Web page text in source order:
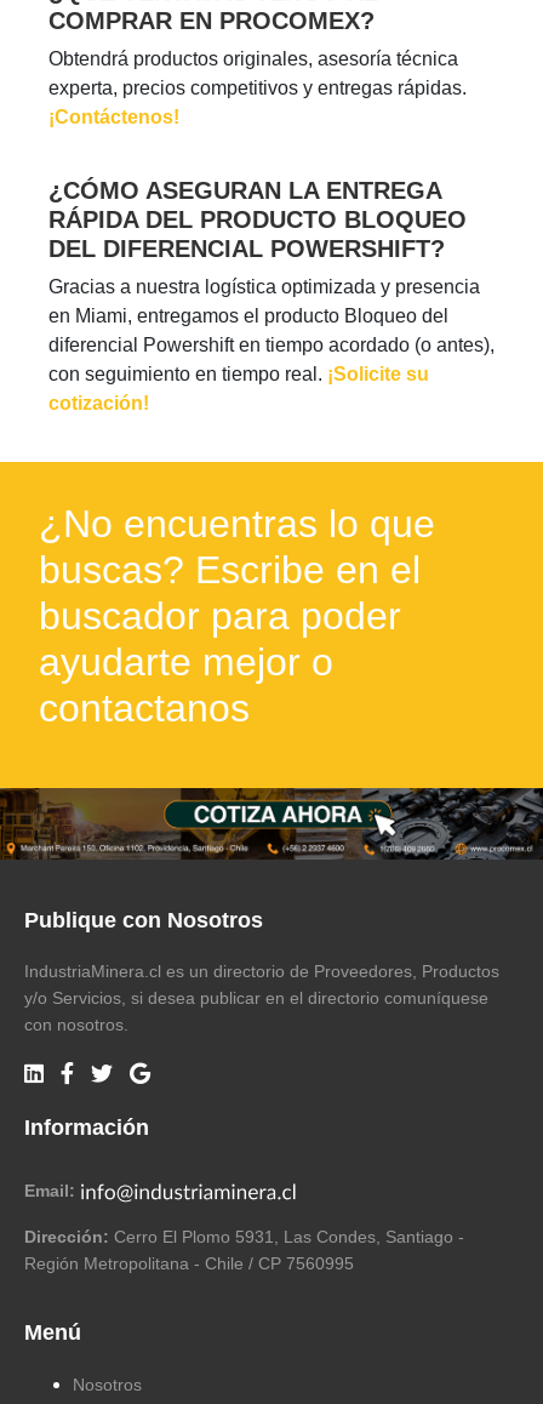
COMPRAR EN PROCOMEX?
Obtendrá productos originales, asesoría técnica
experta, precios competitivos y entregas rápidas.
¡Contáctenos!
¿CÓMO ASEGURAN LA ENTREGA
RÁPIDA DEL PRODUCTO BLOQUEO
DEL DIFERENCIAL POWERSHIFT?
Gracias a nuestra logística optimizada y presencia
en Miami, entregamos el producto Bloqueo del
diferencial Powershift en tiempo acordado (o antes),
con seguimiento en tiempo real. ¡Solicite su
cotización!
¿No encuentras lo que
buscas? Escribe en el
buscador para poder
ayudarte mejor o
contactanos
Publique con Nosotros
IndustriaMinera.cl es un directorio de Proveedores, Productos
y/o Servicios, si desea publicar en el directorio comuníquese
con nosotros.
Información
Email:
Dirección: Cerro El Plomo 5931, Las Condes, Santiago -
Región Metropolitana - Chile / CP 7560995
Menú
Nosotros